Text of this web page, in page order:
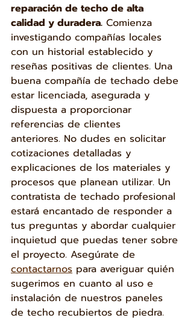
reparación de techo de alta
calidad y duradera. Comienza
investigando compañías locales
con un historial establecido y
reseñas positivas de clientes. Una
buena compañía de techado debe
estar licenciada, asegurada y
dispuesta a proporcionar
referencias de clientes
anteriores. No dudes en solicitar
cotizaciones detalladas y
explicaciones de los materiales y
procesos que planean utilizar. Un
contratista de techado profesional
estará encantado de responder a
tus preguntas y abordar cualquier
inquietud que puedas tener sobre
el proyecto. Asegúrate de
contactarnos para averiguar quién
sugerimos en cuanto al uso e
instalación de nuestros paneles
de techo recubiertos de piedra.